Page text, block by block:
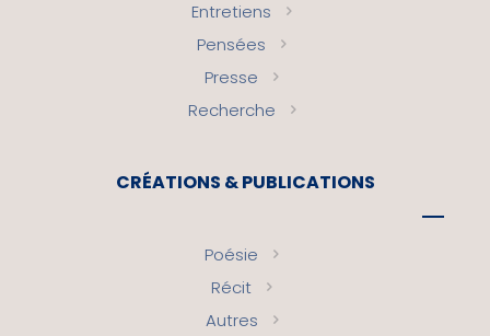
Entretiens
Pensées
Presse
Recherche
CRÉATIONS & PUBLICATIONS
Poésie
Récit
Autres